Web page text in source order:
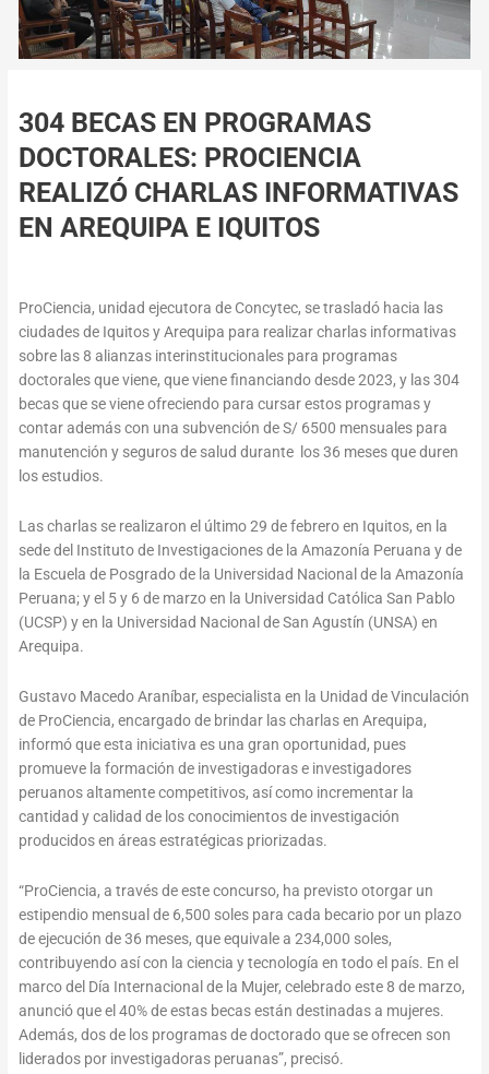
304 BECAS EN PROGRAMAS
DOCTORALES: PROCIENCIA
REALIZÓ CHARLAS INFORMATIVAS
EN AREQUIPA E IQUITOS
ProCiencia, unidad ejecutora de Concytec, se trasladó hacia las
ciudades de Iquitos y Arequipa para realizar charlas informativas
sobre las 8 alianzas interinstitucionales para programas
doctorales que viene, que viene financiando desde 2023, y las 304
becas que se viene ofreciendo para cursar estos programas y
contar además con una subvención de S/ 6500 mensuales para
manutención y seguros de salud durante los 36 meses que duren
los estudios.
Las charlas se realizaron el último 29 de febrero en Iquitos, en la
sede del Instituto de Investigaciones de la Amazonía Peruana y de
la Escuela de Posgrado de la Universidad Nacional de la Amazonía
Peruana; y el 5 y 6 de marzo en la Universidad Católica San Pablo
(UCSP) y en la Universidad Nacional de San Agustín (UNSA) en
Arequipa.
Gustavo Macedo Araníbar, especialista en la Unidad de Vinculación
de ProCiencia, encargado de brindar las charlas en Arequipa,
informó que esta iniciativa es una gran oportunidad, pues
promueve la formación de investigadoras e investigadores
peruanos altamente competitivos, así como incrementar la
cantidad y calidad de los conocimientos de investigación
producidos en áreas estratégicas priorizadas.
“ProCiencia, a través de este concurso, ha previsto otorgar un
estipendio mensual de 6,500 soles para cada becario por un plazo
de ejecución de 36 meses, que equivale a 234,000 soles,
contribuyendo así con la ciencia y tecnología en todo el país. En el
marco del Día Internacional de la Mujer, celebrado este 8 de marzo,
anunció que el 40% de estas becas están destinadas a mujeres.
Además, dos de los programas de doctorado que se ofrecen son
liderados por investigadoras peruanas”, precisó.